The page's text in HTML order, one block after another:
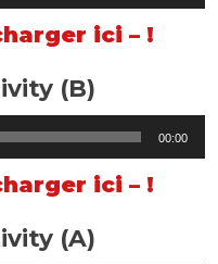
ici – !
(B)
00:00
ici – !
(A)